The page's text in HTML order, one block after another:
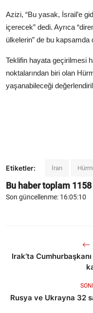
Azizi, “Bu yasak, İsrail’e
içerecek” dedi. Ayrıca
ülkelerin” de bu kapsamda
Teklifin hayata geçirilmesi
noktalarından biri olan
yaşanabileceği
Etiketler: İran
Bu haber toplam 1158
Son güncellenme: 16:05:10
Irak’ta
Rusya ve Ukrayna 32